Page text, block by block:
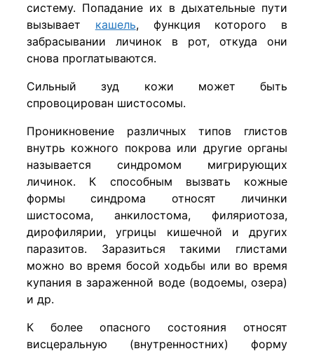
систему. Попадание их в дыхательные пути
вызывает кашель, функция которого в
забрасывании личинок в рот, откуда они
снова проглатываются.
Сильный зуд кожи может быть
спровоцирован шистосомы.
Проникновение различных типов глистов
внутрь кожного покрова или другие органы
называется синдромом мигрирующих
личинок. К способным вызвать кожные
формы синдрома относят личинки
шистосома, анкилостома, филяриотоза,
дирофилярии, угрицы кишечной и других
паразитов. Заразиться такими глистами
можно во время босой ходьбы или во время
купания в зараженной воде (водоемы, озера)
и др.
К более опасного состояния относят
висцеральную (внутренностних) форму